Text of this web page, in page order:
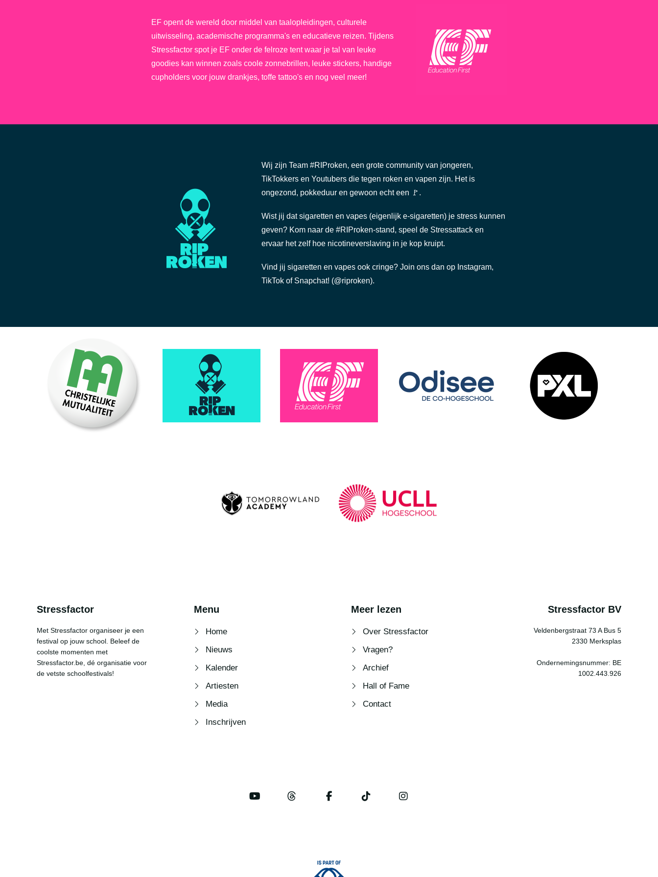
EF opent de wereld door middel van taalopleidingen, culturele
uitwisseling, academische programma's en educatieve reizen. Tijdens
Stressfactor spot je EF onder de felroze tent waar je tal van leuke
goodies kan winnen zoals coole zonnebrillen, leuke stickers, handige
cupholders voor jouw drankjes, toffe tattoo's en nog veel meer!
Wij zijn Team #RIProken, een grote community van jongeren,
TikTokkers en Youtubers die tegen roken en vapen zijn. Het is
ongezond, pokkeduur en gewoon echt een 🚩.
Wist jij dat sigaretten en vapes (eigenlijk e-sigaretten) je stress kunnen
geven? Kom naar de #RIProken-stand, speel de Stressattack en
ervaar het zelf hoe nicotineverslaving in je kop kruipt.
Vind jij sigaretten en vapes ook cringe? Join ons dan op Instagram,
TikTok of Snapchat! (@riproken).
Stressfactor
Met Stressfactor organiseer je een
festival op jouw school. Beleef de
coolste momenten met
Stressfactor.be, dé organisatie voor
de vetste schoolfestivals!
Menu
Home
Nieuws
Kalender
Artiesten
Media
Inschrijven
Meer lezen
Over Stressfactor
Vragen?
Archief
Hall of Fame
Contact
Stressfactor BV
Veldenbergstraat 73 A Bus 5
2330 Merksplas
Ondernemingsnummer: BE
1002.443.926